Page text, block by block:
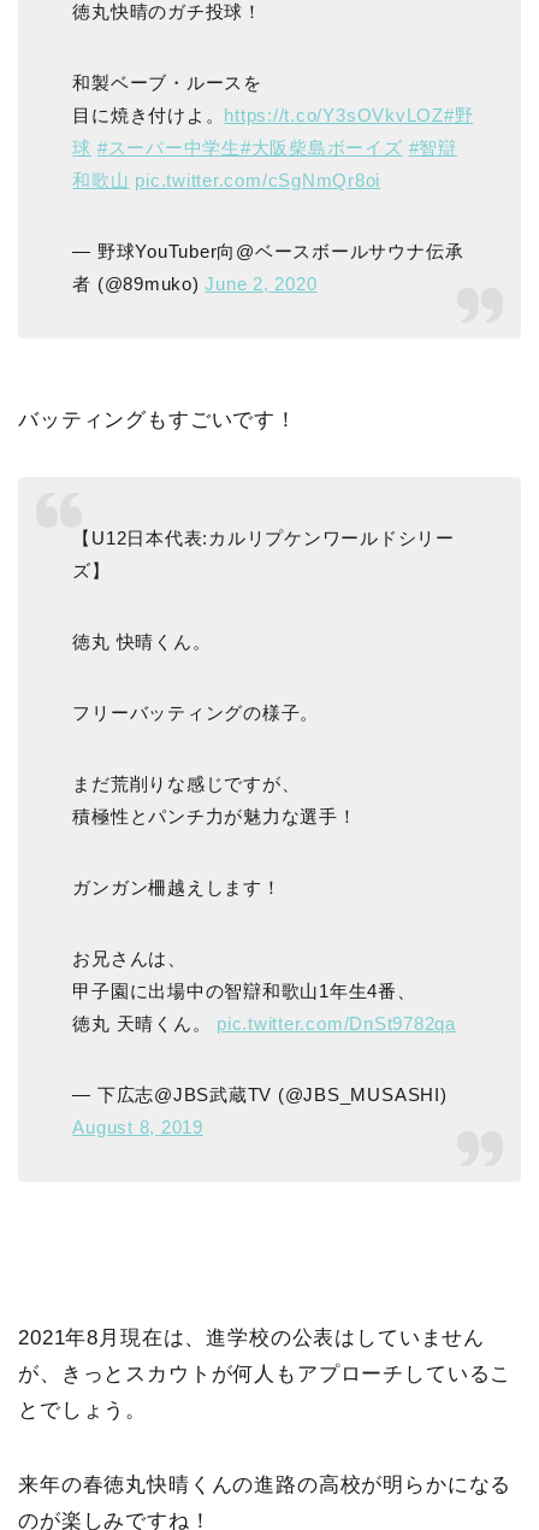
徳丸快晴のガチ投球！
和製ベーブ・ルースを
目に焼き付けよ。 https://t.co/Y3sOVkvLOZ#野
球 #スーパー中学生#大阪柴島ボーイズ #智辯
和歌山 pic.twitter.com/cSgNmQr8oi
— 野球YouTuber向@ベースボールサウナ伝承
者 (@89muko)June 2, 2020
バッティングもすごいです！
【U12日本代表:カルリプケンワールドシリー
ズ】
徳丸 快晴くん。
フリーバッティングの様子。
まだ荒削りな感じですが、
積極性とパンチ力が魅力な選手！
ガンガン柵越えします！
お兄さんは、
甲子園に出場中の智辯和歌山1年生4番、
徳丸 天晴くん。 pic.twitter.com/DnSt9782qa
— 下広志@JBS武蔵TV (@JBS_MUSASHI)
August 8, 2019
2021年8月現在は、進学校の公表はしていません
が、きっとスカウトが何人もアプローチしているこ
とでしょう。
来年の春徳丸快晴くんの進路の高校が明らかになる
のが楽しみですね！